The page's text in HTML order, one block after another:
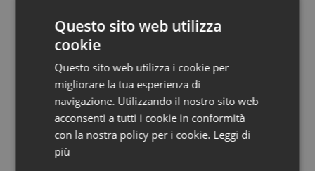
Salute orale & impianti
Sangue & coagulazione
Tiroide
Tumore al seno
Tumore ovarico
Potrebbe interessarti in
Scienza e Farmaci
Questo sito web utilizza
cookie
Questo sito web utilizza i cookie per
migliorare la tua esperienza di
navigazione. Utilizzando il nostro sito web
acconsenti a tutti i cookie in conformità
con la nostra policy per i cookie. Leggi di
più